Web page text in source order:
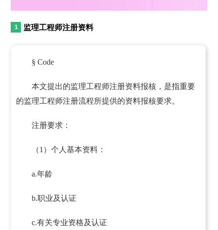
监理工程师注册资料
§ Code
本文提出的监理工程师注册资料报核，是指重要
的监理工程师注册流程所提供的资料报核要求。
注册要求：
（1）个人基本资料：
a.年龄
b.职业及认证
c.有关专业资格及认证